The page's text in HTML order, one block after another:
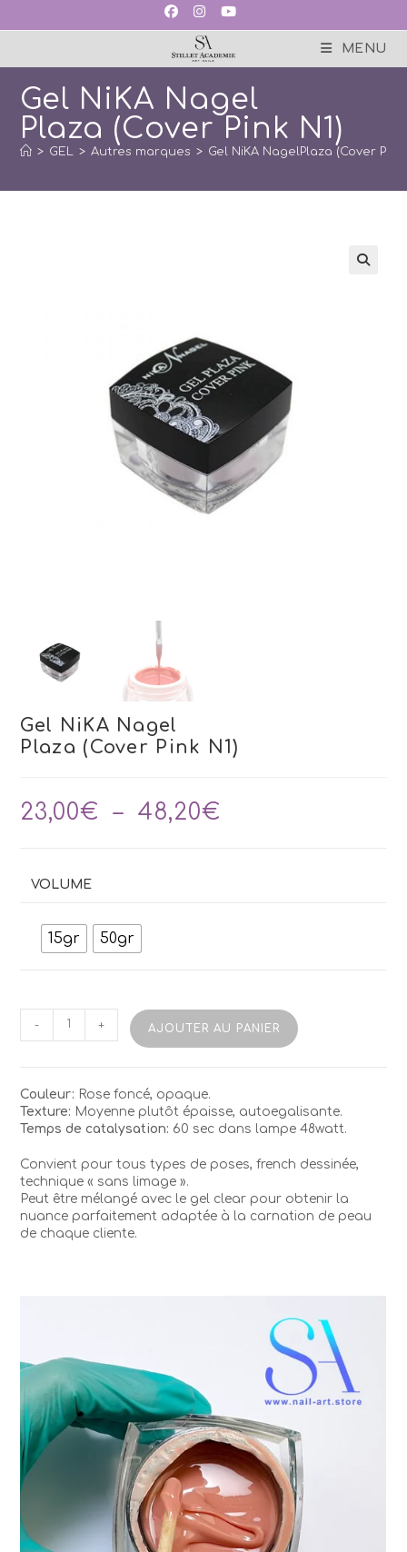
MENU
Gel NiKA Nagel
Plaza (Cover Pink N1)
> GEL > Autres marques > Gel NiKA NagelPlaza (Cover Pink
Gel NiKA Nagel
Plaza (Cover Pink N1)
23,00€ – 48,20€
VOLUME
15gr 50gr
quantité
(Cover
Pink
N1)
- + AJOUTER AU PANIER
Couleur: Rose foncé, opaque.
Texture: Moyenne plutôt épaisse, autoegalisante.
Temps de catalysation: 60 sec dans lampe 48watt.
Convient pour tous types de poses, french dessinée,
technique « sans limage ».
Peut être mélangé avec le gel clear pour obtenir la
nuance parfaitement adaptée à la carnation de peau
de chaque cliente.